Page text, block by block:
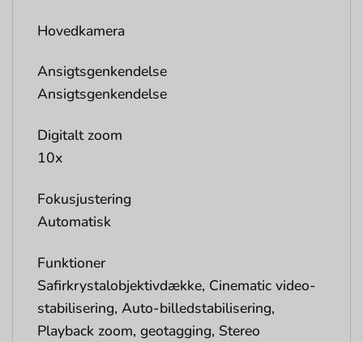
Hovedkamera
Ansigtsgenkendelse
Ansigtsgenkendelse
Digitalt zoom
10x
Fokusjustering
Automatisk
Funktioner
Safirkrystalobjektivdække, Cinematic video-
stabilisering, Auto-billedstabilisering,
Playback zoom, geotagging, Stereo